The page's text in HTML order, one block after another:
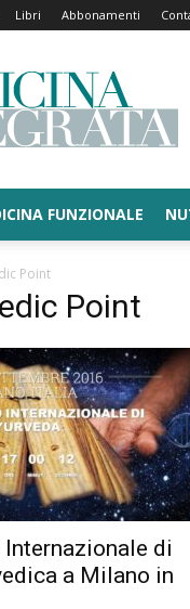
Libri Abbonamenti
FUNZIONALE
Point
Point
Internazionale di
a Milano in